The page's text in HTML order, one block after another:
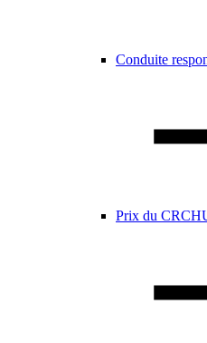
Conduite
Prix du